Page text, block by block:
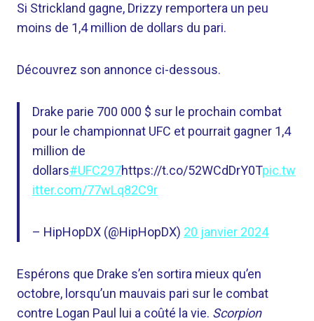
Si Strickland gagne, Drizzy remportera un peu
moins de 1,4 million de dollars du pari.
Découvrez son annonce ci-dessous.
Drake parie 700 000 $ sur le prochain combat
pour le championnat UFC et pourrait gagner 1,4
million de
dollars#UFC297https://t.co/52WCdDrY0Tpic.tw
itter.com/77wLq82C9r
– HipHopDX (@HipHopDX) 20 janvier 2024
Espérons que Drake s’en sortira mieux qu’en
octobre, lorsqu’un mauvais pari sur le combat
contre Logan Paul lui a coûté la vie. Scorpion